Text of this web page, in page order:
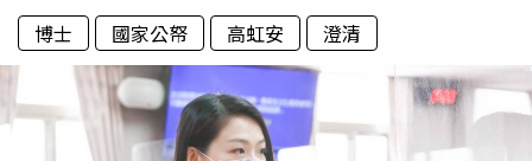
博士 國家公帑 高虹安 澄清